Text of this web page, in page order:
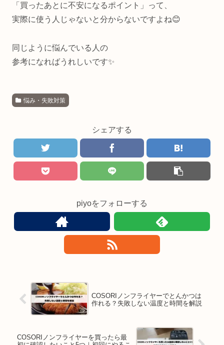
「買ったあとに不安になるポイント」って、
実際に使う人じゃないと分からないですよね😊
同じように悩んでいる人の
参考になればうれしいです✨
悩み・失敗対策
シェアする
piyoをフォローする
COSORIノンフライヤーでとんかつは
作れる？失敗しない温度と時間を解説
COSORIノンフライヤーを買ったら最